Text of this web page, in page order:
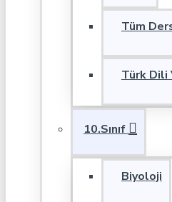
Tüm
Türk Dili
10.Sınıf
Biyoloji